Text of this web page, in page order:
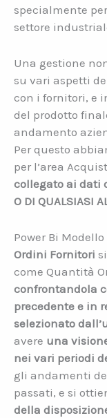
specialmente
settore
Una gestione
su vari aspetti
con i fornitori, e
del prodotto
andamento
Per questo
per l’area
collegato ai dati
O DI QUALSIASI
Power Bi
Ordini Fornitori
come Quantità
confrontandola
precedente e in
selezionato
avere una
nei vari periodi
gli andamenti
passati, e si
della